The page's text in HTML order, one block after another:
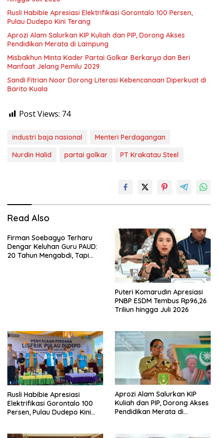
Rusli Habibie Apresiasi Elektrifikasi Gorontalo 100 Persen,
Pulau Dudepo Kini Terang
Aprozi Alam Salurkan KIP Kuliah dan PIP, Dorong Akses
Pendidikan Merata di Lampung
Misbakhun Minta Kader Partai Golkar Berkarya dan Beri
Manfaat Jelang Pemilu 2029
Sandi Fitrian Noor Dorong Literasi Kebencanaan Diperkuat di
Barito Kuala
Post Views: 74
industri baja nasional
Menteri Perdagangan
Nurdin Halid
partai golkar PT Krakatau Steel
Read Also
Firman Soebagyo Terharu
Dengar Keluhan Guru PAUD:
20 Tahun Mengabdi, Tapi
Puteri Komarudin Apresiasi
PNBP ESDM Tembus Rp96,26
Triliun hingga Juli 2026
Rusli Habibie Apresiasi
Elektrifikasi Gorontalo 100
Persen, Pulau Dudepo Kini
Aprozi Alam Salurkan KIP
Kuliah dan PIP, Dorong Akses
Pendidikan Merata di